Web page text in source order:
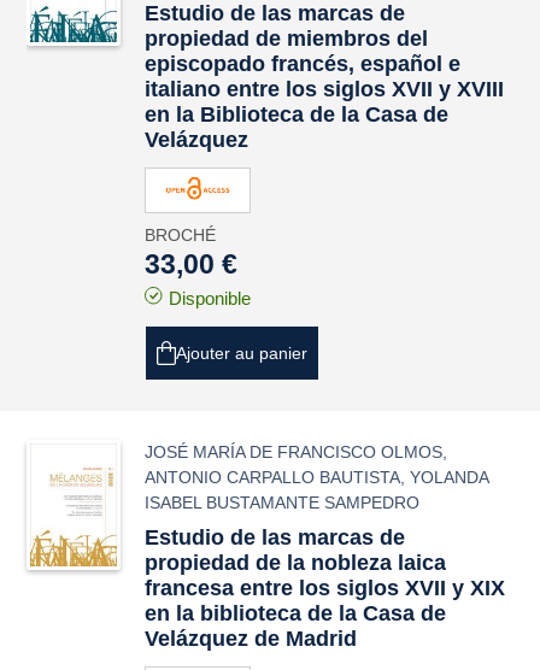
Estudio de las marcas de
propiedad de miembros del
episcopado francés, español e
italiano entre los siglos XVII y XVIII
en la Biblioteca de la Casa de
Velázquez
BROCHÉ
33,00 €
Disponible
Ajouter au panier
JOSÉ MARÍA DE FRANCISCO OLMOS
ANTONIO CARPALLO BAUTISTA ,YOLANDA
ISABEL BUSTAMANTE SAMPEDRO
Estudio de las marcas de
propiedad de la nobleza laica
francesa entre los siglos XVII y XIX
en la biblioteca de la Casa de
Velázquez de Madrid